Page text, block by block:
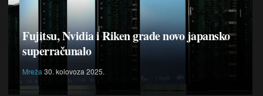
Fujitsu, Nvidia i Riken grade novo japansko
superračunalo
Mreža 30. kolovoza 2025.